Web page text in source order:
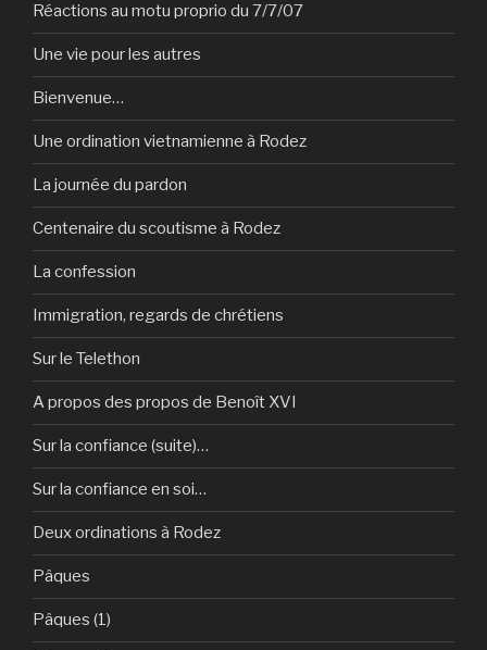
Réactions au motu proprio du 7/7/07
Une vie pour les autres
Bienvenue…
Une ordination vietnamienne à Rodez
La journée du pardon
Centenaire du scoutisme à Rodez
La confession
Immigration, regards de chrétiens
Sur le Telethon
A propos des propos de Benoît XVI
Sur la confiance (suite)…
Sur la confiance en soi…
Deux ordinations à Rodez
Pâques
Pâques (1)